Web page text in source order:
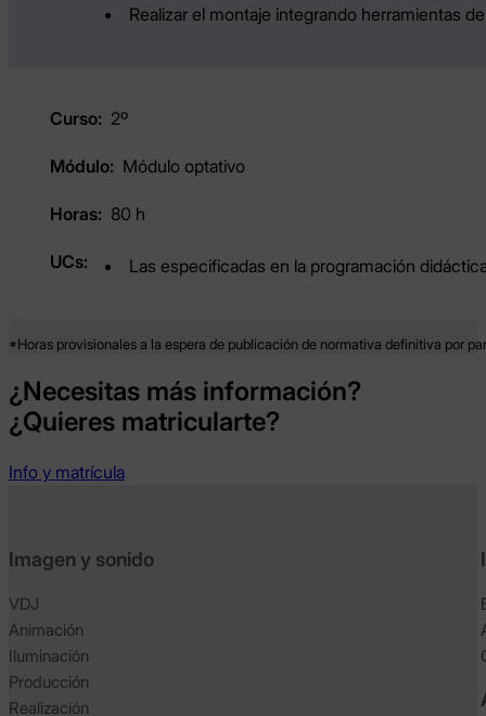
Realizar el montaje integrando herramientas
2º
Módulo optativo
80 h
Las especificadas en la programación
*Horas provisionales a la espera de publicación de normativa definitiva por
¿Necesitas más información?
¿Quieres matricularte?
Info y matrícula
Imagen y sonido
VDJ
Animación
Iluminación
Producción
Realización